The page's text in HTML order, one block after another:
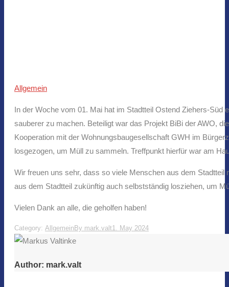
Allgemein
In der Woche vom 01. Mai hat im Stadtteil Ostend Ziehers-Süd
sauberer zu machen. Beteiligt war das Projekt BiBi der AWO,
Kooperation mit der Wohnungsbaugesellschaft GWH im
losgezogen, um Müll zu sammeln. Treffpunkt hierfür war am
Wir freuen uns sehr, dass so viele Menschen aus dem
aus dem Stadtteil zukünftig auch selbstständig losziehen, um
Vielen Dank an alle, die geholfen haben!
Category: AllgemeinBy mark.valt1. May 2024
Author: mark.valt